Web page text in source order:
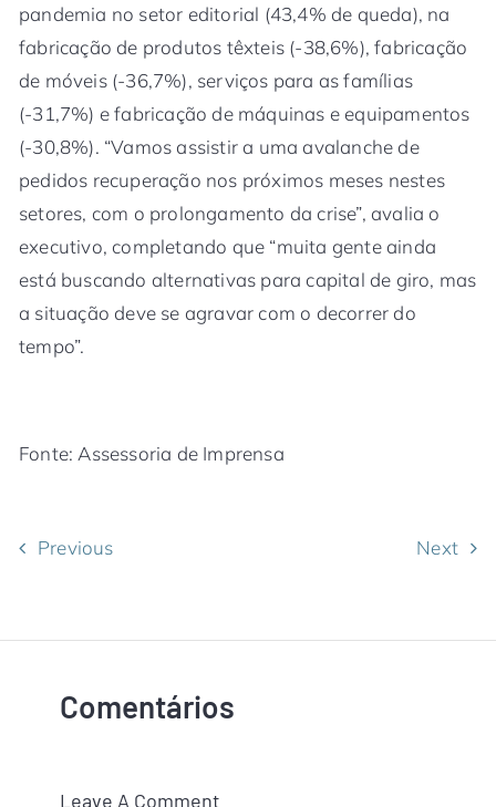
pandemia no setor editorial (43,4% de queda), na
fabricação de produtos têxteis (-38,6%), fabricação
de móveis (-36,7%), serviços para as famílias
(-31,7%) e fabricação de máquinas e equipamentos
(-30,8%). “Vamos assistir a uma avalanche de
pedidos recuperação nos próximos meses nestes
setores, com o prolongamento da crise”, avalia o
executivo, completando que “muita gente ainda
está buscando alternativas para capital de giro, mas
a situação deve se agravar com o decorrer do
tempo”.
Fonte: Assessoria de Imprensa
Previous Next
Comentários
Leave A Comment